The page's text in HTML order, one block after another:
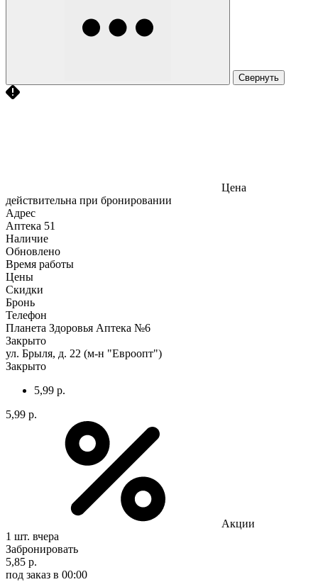
Свернуть
Цена
действительна при бронировании
Адрес
Аптека 51
Наличие
Обновлено
Время работы
Цены
Скидки
Бронь
Телефон
Планета Здоровья Аптека №6
Закрыто
ул. Брыля, д. 22 (м-н "Евроопт")
Закрыто
5,99 р.
5,99 р.
Акции
1 шт. вчера
Забронировать
5,85 р.
под заказ в 00:00